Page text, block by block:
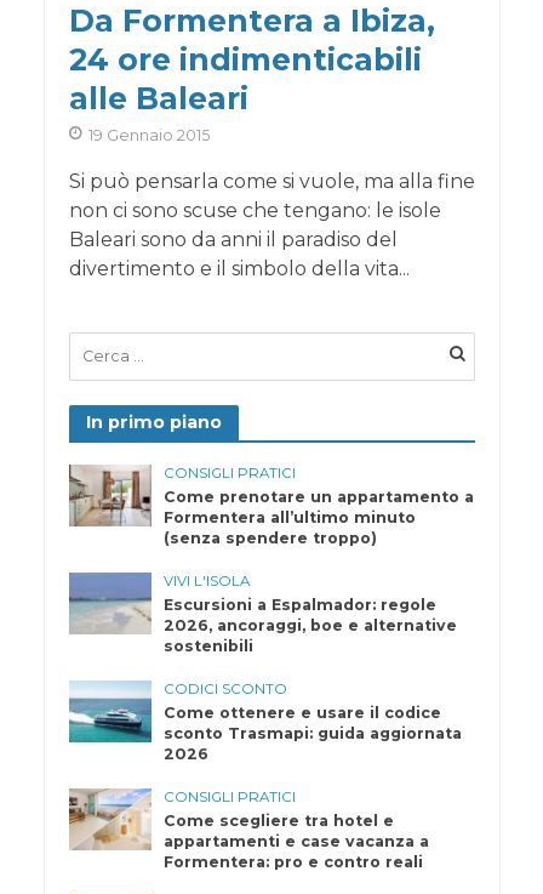
Da Formentera a Ibiza,
24 ore indimenticabili
alle Baleari
19 Gennaio 2015
Si può pensarla come si vuole, ma alla fine
non ci sono scuse che tengano: le isole
Baleari sono da anni il paradiso del
divertimento e il simbolo della vita...
In primo piano
CONSIGLI PRATICI
Come prenotare un appartamento a
Formentera all’ultimo minuto
(senza spendere troppo)
VIVI L'ISOLA
Escursioni a Espalmador: regole
2026, ancoraggi, boe e alternative
sostenibili
CODICI SCONTO
Come ottenere e usare il codice
sconto Trasmapi: guida aggiornata
2026
CONSIGLI PRATICI
Come scegliere tra hotel e
appartamenti e case vacanza a
Formentera: pro e contro reali